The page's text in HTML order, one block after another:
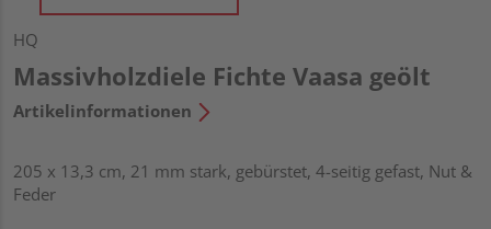
HQ
Massivholzdiele Fichte Vaasa geölt
Artikelinformationen
205 x 13,3 cm, 21 mm stark, gebürstet, 4-seitig gefast, Nut &
Feder